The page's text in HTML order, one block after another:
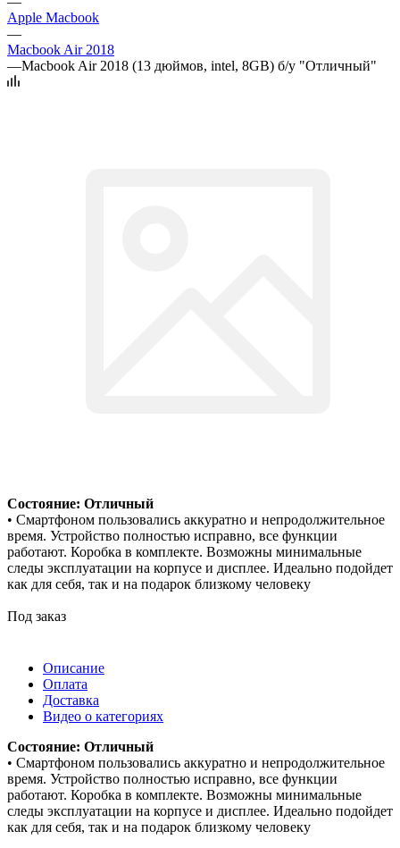
Apple Macbook
—
Macbook Air 2018
—Macbook Air 2018 (13 дюймов, intel, 8GB) б/у "Отличный"
Состояние: Отличный
• Смартфоном пользовались аккуратно и непродолжительное
время. Устройство полностью исправно, все функции
работают. Коробка в комплекте. Возможны минимальные
следы эксплуатации на корпусе и дисплее. Идеально подойдет
как для себя, так и на подарок близкому человеку
Под заказ
Описание
Оплата
Доставка
Видео о категориях
Состояние: Отличный
• Смартфоном пользовались аккуратно и непродолжительное
время. Устройство полностью исправно, все функции
работают. Коробка в комплекте. Возможны минимальные
следы эксплуатации на корпусе и дисплее. Идеально подойдет
как для себя, так и на подарок близкому человеку